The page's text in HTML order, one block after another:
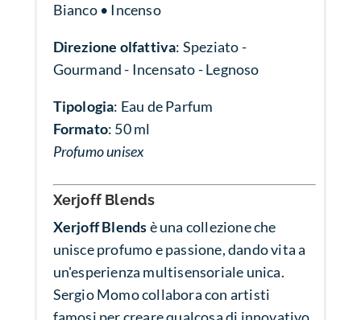
Bianco • Incenso
Direzione olfattiva: Speziato -
Gourmand - Incensato - Legnoso
Tipologia: Eau de Parfum
Formato: 50 ml
Profumo unisex
Xerjoff Blends
Xerjoff Blendsè una collezione che
unisce profumo e passione, dando vita a
un'esperienza multisensoriale unica.
Sergio Momo collabora con artisti